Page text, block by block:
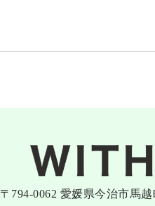
〒794-0062 愛媛県今治市馬